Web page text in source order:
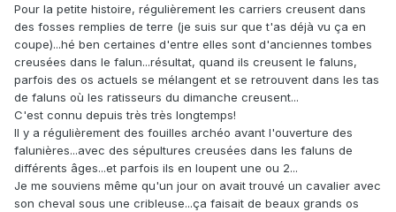
Pour la petite histoire, régulièrement les carriers creusent dans
des fosses remplies de terre (je suis sur que t'as déjà vu ça en
coupe)...hé ben certaines d'entre elles sont d'anciennes tombes
creusées dans le falun...résultat, quand ils creusent le faluns,
parfois des os actuels se mélangent et se retrouvent dans les tas
de faluns où les ratisseurs du dimanche creusent...
C'est connu depuis très très longtemps!
Il y a régulièrement des fouilles archéo avant l'ouverture des
falunières...avec des sépultures creusées dans les faluns de
différents âges...et parfois ils en loupent une ou 2...
Je me souviens même qu'un jour on avait trouvé un cavalier avec
son cheval sous une cribleuse...ça faisait de beaux grands os